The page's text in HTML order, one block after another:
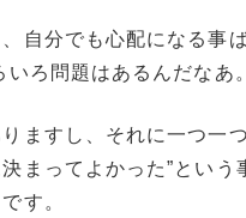
自分でも心配になる事
ろ問題はあるんだなあ。
ますし、それに一つ一
まってよかった”とい
す。